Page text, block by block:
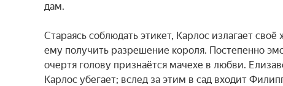
дам.
Стараясь соблюдать этикет, Карлос излагает
ему получить разрешение короля. Постепенно
очертя голову признаётся мачехе в любви.
Карлос убегает; вслед за этим в сад входит